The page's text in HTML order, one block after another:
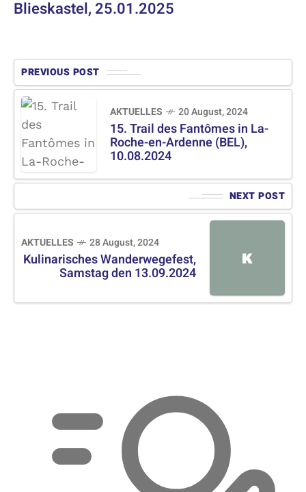
Blieskastel, 25.01.2025
PREVIOUS POST
AKTUELLES 20 August, 2024
15. Trail des Fantômes in La-
Roche-en-Ardenne (BEL),
10.08.2024
NEXT POST
K
AKTUELLES 28 August, 2024
Kulinarisches Wanderwegefest,
Samstag den 13.09.2024